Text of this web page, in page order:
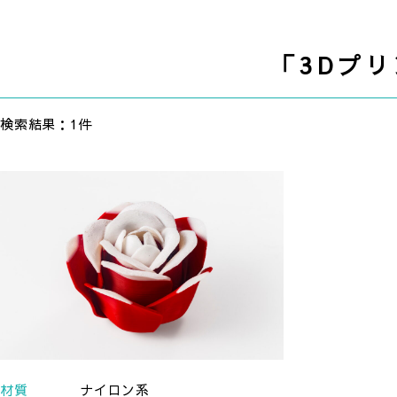
「3Dプ
検索結果：1件
材質 ナイロン系